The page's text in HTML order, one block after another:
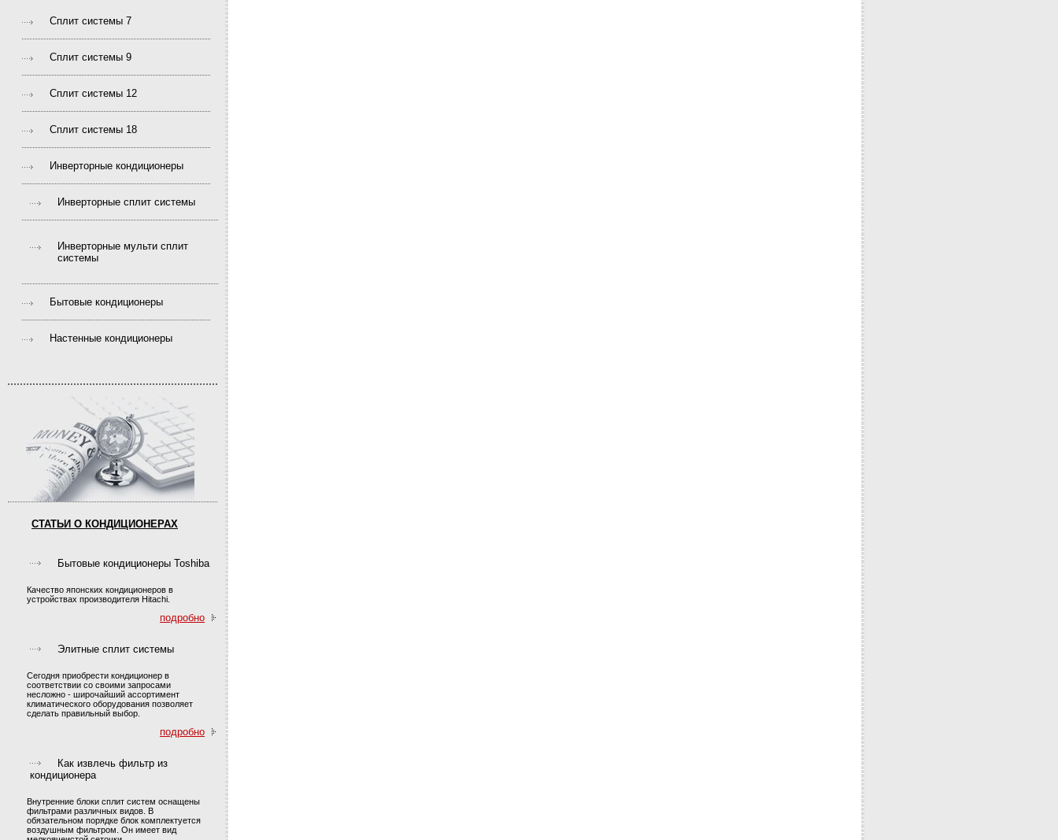
Сплит системы 7
Сплит системы 9
Сплит системы 12
Сплит системы 18
Инверторные кондиционеры
Инверторные сплит системы
Инверторные мульти сплит
системы
Бытовые кондиционеры
Настенные кондиционеры
СТАТЬИ О КОНДИЦИОНЕРАХ
Бытовые кондиционеры Toshiba
Качество японских кондиционеров в
устройствах производителя Hitachi.
подробно
Элитные сплит системы
Сегодня приобрести кондиционер в
соответствии со своими запросами
несложно - широчайший ассортимент
климатического оборудования позволяет
сделать правильный выбор.
подробно
Как извлечь фильтр из
кондиционера
Внутренние блоки сплит систем оснащены
фильтрами различных видов. В
обязательном порядке блок комплектуется
воздушным фильтром. Он имеет вид